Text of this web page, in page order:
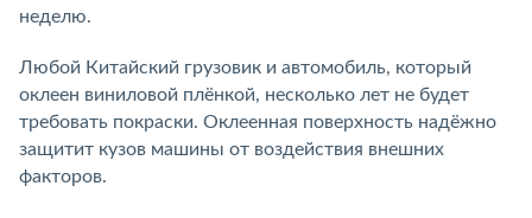
неделю.
Любой Китайский грузовик и автомобиль, который
оклеен виниловой плёнкой, несколько лет не будет
требовать покраски. Оклеенная поверхность надёжно
защитит кузов машины от воздействия внешних
факторов.